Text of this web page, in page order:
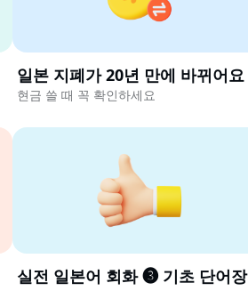
일본 지폐가 20년 만에 바뀌어요
현금 쓸 때 꼭 확인하세요
실전 일본어 회화 ❸ 기초 단어장